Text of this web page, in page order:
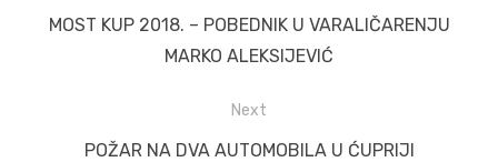
navigation
Previous
MOST KUP 2018. – POBEDNIK U VARALIČARENJU
MARKO ALEKSIJEVIĆ
Next
Next
POŽAR NA DVA AUTOMOBILA U ĆUPRIJI